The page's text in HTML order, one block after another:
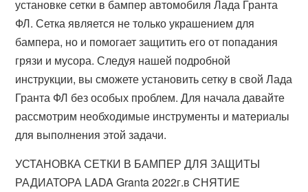
установке сетки в бампер автомобиля Лада Гранта
ФЛ. Сетка является не только украшением для
бампера, но и помогает защитить его от попадания
грязи и мусора. Следуя нашей подробной
инструкции, вы сможете установить сетку в свой Лада
Гранта ФЛ без особых проблем. Для начала давайте
рассмотрим необходимые инструменты и материалы
для выполнения этой задачи.
УСТАНОВКА СЕТКИ В БАМПЕР ДЛЯ ЗАЩИТЫ
РАДИАТОРА LADA Granta 2022г.в СНЯТИЕ